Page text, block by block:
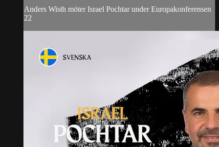
Anders Wisth möter Israel Pochtar under Europakonferensen
22